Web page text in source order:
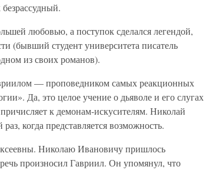
любовью, а поступок сделался легендой,
(бывший студент университета писатель
из своих романов).
— проповедником самых реакционных
Да, это целое учение о дьяволе и его слугах
к демонам-искусителям. Николай
когда представляется возможность.
Николаю Ивановичу пришлось
произносил Гавриил. Он упомянул, что